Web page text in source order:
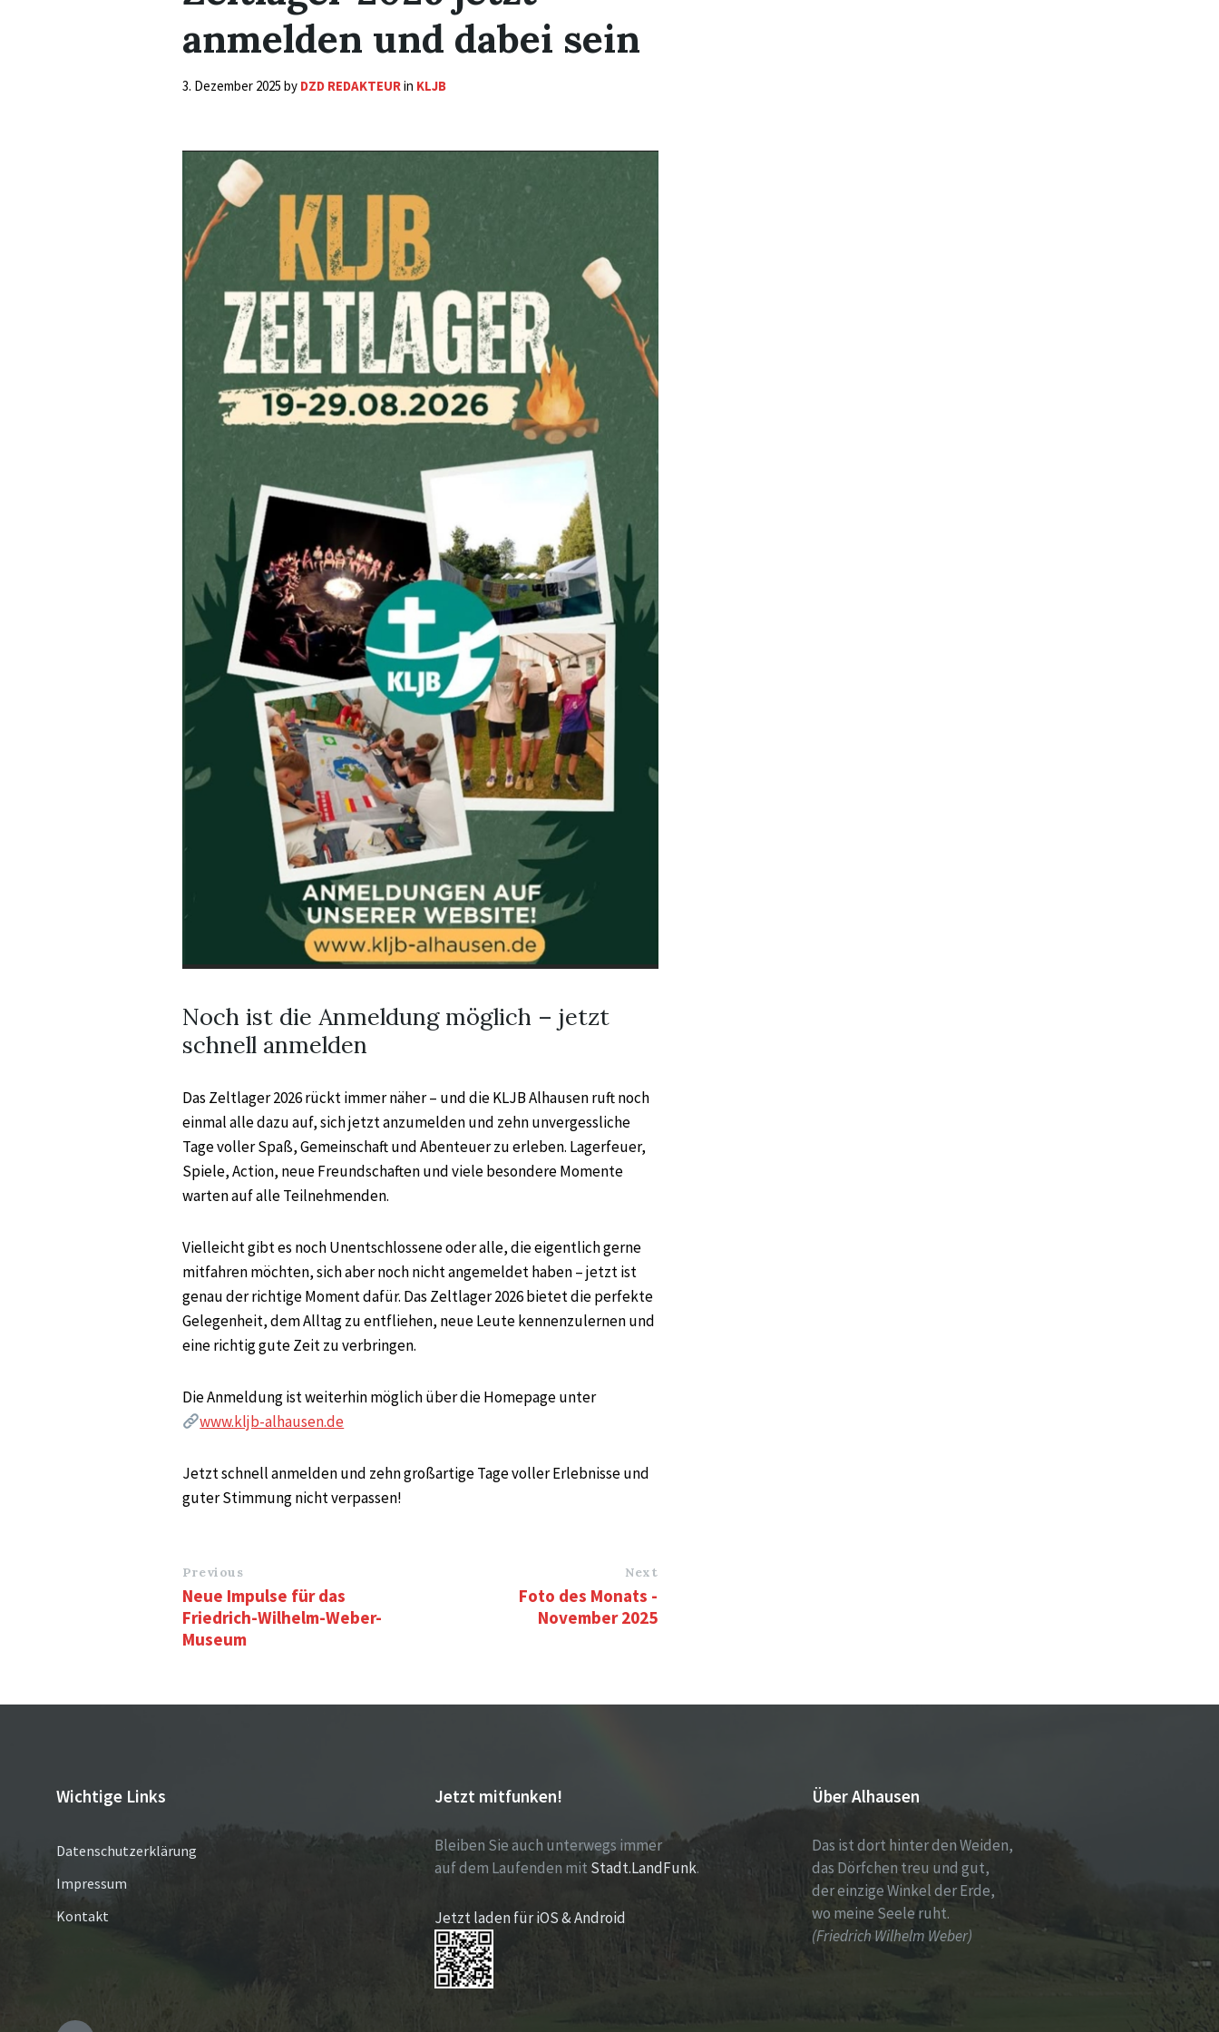
anmelden und dabei sein
3. Dezember 2025 by DZD REDAKTEURin KLJB
Noch ist die Anmeldung möglich – jetzt
schnell anmelden
Das Zeltlager 2026 rückt immer näher – und die KLJB Alhausen ruft noch
einmal alle dazu auf, sich jetzt anzumelden und zehn unvergessliche
Tage voller Spaß, Gemeinschaft und Abenteuer zu erleben. Lagerfeuer,
Spiele, Action, neue Freundschaften und viele besondere Momente
warten auf alle Teilnehmenden.
Vielleicht gibt es noch Unentschlossene oder alle, die eigentlich gerne
mitfahren möchten, sich aber noch nicht angemeldet haben – jetzt ist
genau der richtige Moment dafür. Das Zeltlager 2026 bietet die perfekte
Gelegenheit, dem Alltag zu entfliehen, neue Leute kennenzulernen und
eine richtig gute Zeit zu verbringen.
Die Anmeldung ist weiterhin möglich über die Homepage unter
www.kljb-alhausen.de
Jetzt schnell anmelden und zehn großartige Tage voller Erlebnisse und
guter Stimmung nicht verpassen!
Previous
Neue Impulse für das
Friedrich-Wilhelm-Weber-
Museum
Next
Foto des Monats -
November 2025
Wichtige Links
Datenschutzerklärung
Impressum
Kontakt
Jetzt mitfunken!
Bleiben Sie auch unterwegs immer
auf dem Laufenden mit Stadt.LandFunk.
Jetzt laden für iOS & Android
Über Alhausen
Das ist dort hinter den Weiden,
das Dörfchen treu und gut,
der einzige Winkel der Erde,
wo meine Seele ruht.
(Friedrich Wilhelm Weber)